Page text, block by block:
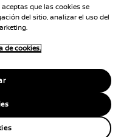
aceptas que las cookies se
del sitio, analizar el uso del
de cookies.